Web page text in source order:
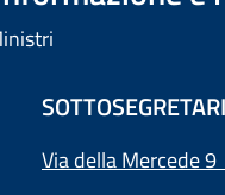
Via della Mercede 9